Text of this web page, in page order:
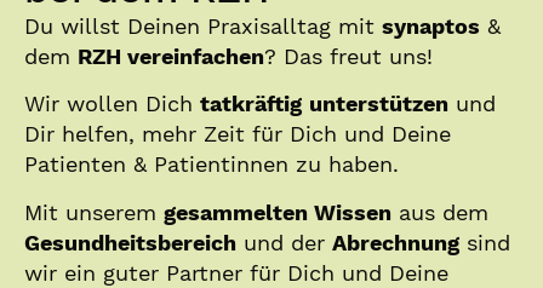
Du willst Deinen Praxisalltag mit synaptos &
dem RZH vereinfachen? Das freut uns!
Wir wollen Dich tatkräftig unterstützen und
Dir helfen, mehr Zeit für Dich und Deine
Patienten & Patientinnen zu haben.
Mit unserem gesammelten Wissen aus dem
Gesundheitsbereich und der Abrechnung sind
wir ein guter Partner für Dich und Deine